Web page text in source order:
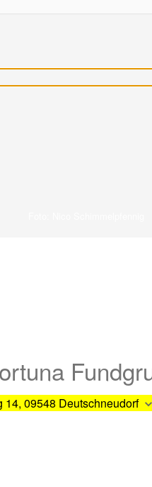
14, 09548 Deutschneudorf